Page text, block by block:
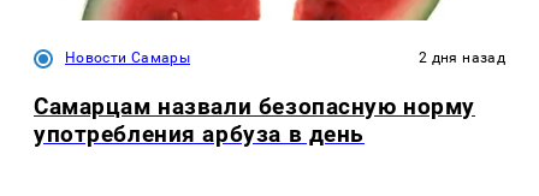
Новости Самары 2 дня назад
Самарцам назвали безопасную норму
употребления арбуза в день